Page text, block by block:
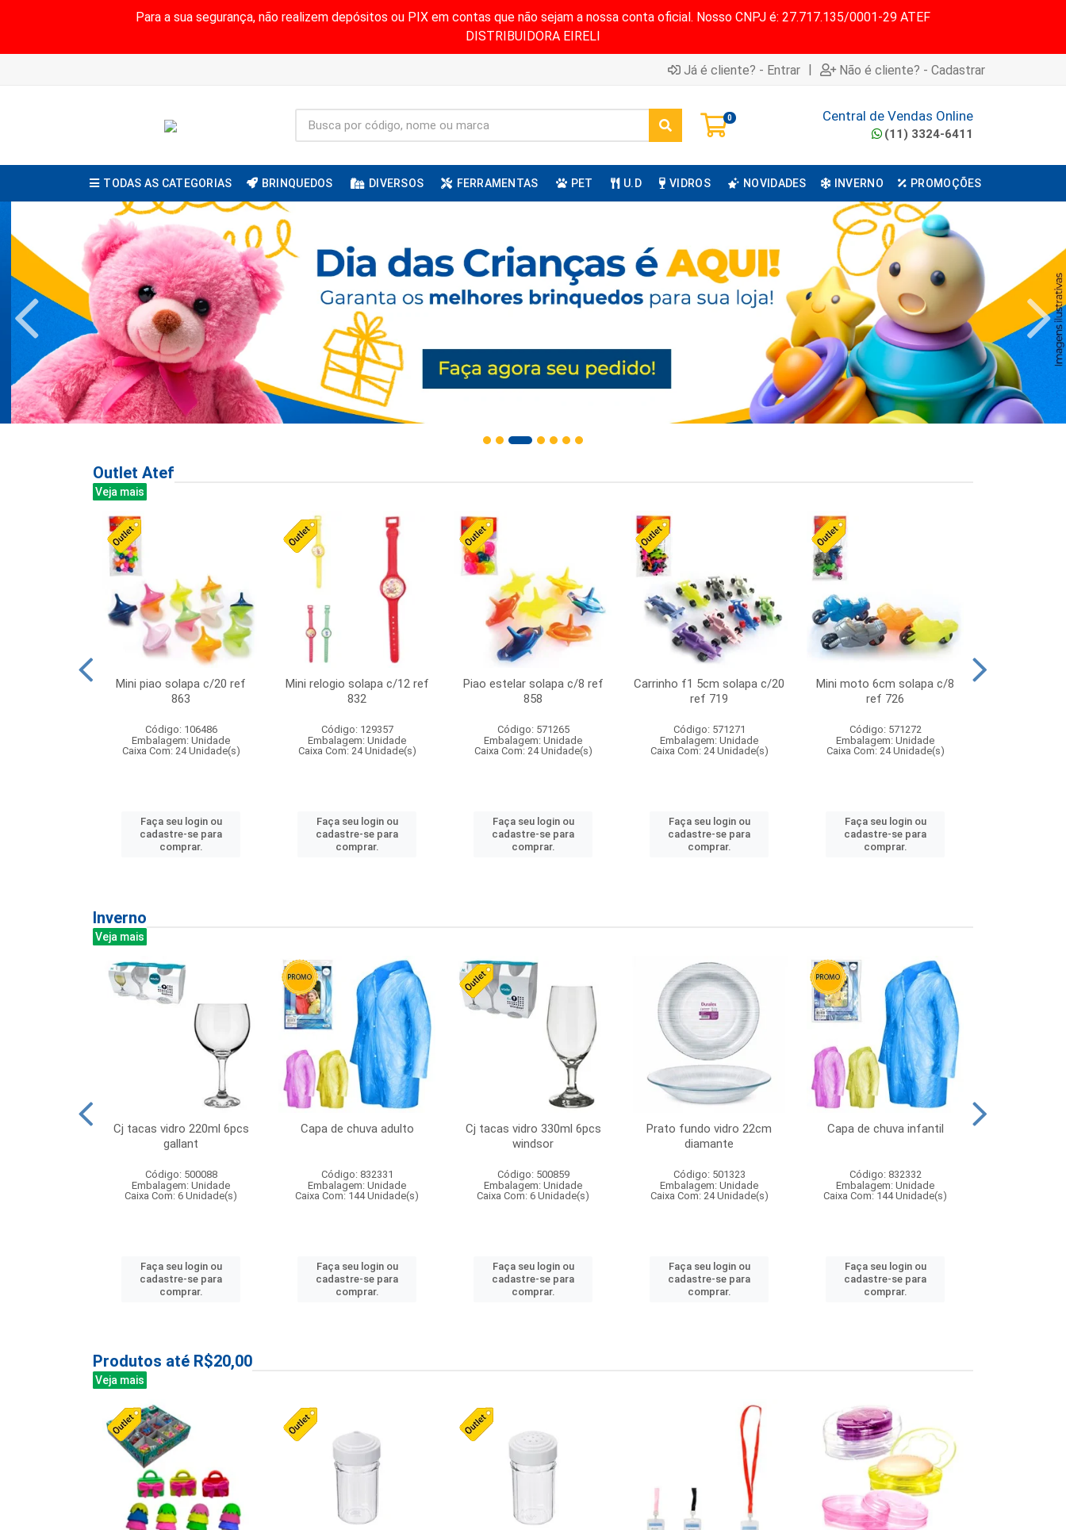
Para a sua segurança, não realizem depósitos ou PIX em contas que não sejam a nossa conta oficial. Nosso CNPJ é: 27.717.135/0001-29 ATEF
DISTRIBUIDORA EIRELI
Já é cliente? - Entrar | Não é cliente? - Cadastrar
0 Central de Vendas Online
(11) 3324-6411
TODAS AS CATEGORIAS BRINQUEDOS DIVERSOS FERRAMENTAS PET U.D VIDROS NOVIDADES INVERNO PROMOÇÕES
Outlet Atef
Veja mais
Mini piao solapa c/20 ref
863
Código: 106486
Embalagem: Unidade
Caixa Com: 24 Unidade(s)
Faça seu login ou
cadastre-se para
comprar.
Mini relogio solapa c/12 ref
832
Código: 129357
Embalagem: Unidade
Caixa Com: 24 Unidade(s)
Faça seu login ou
cadastre-se para
comprar.
Piao estelar solapa c/8 ref
858
Código: 571265
Embalagem: Unidade
Caixa Com: 24 Unidade(s)
Faça seu login ou
cadastre-se para
comprar.
Carrinho f1 5cm solapa c/20
ref 719
Código: 571271
Embalagem: Unidade
Caixa Com: 24 Unidade(s)
Faça seu login ou
cadastre-se para
comprar.
Mini moto 6cm solapa c/8
ref 726
Código: 571272
Embalagem: Unidade
Caixa Com: 24 Unidade(s)
Faça seu login ou
cadastre-se para
comprar.
Inverno
Veja mais
Cj tacas vidro 220ml 6pcs
gallant
Código: 500088
Embalagem: Unidade
Caixa Com: 6 Unidade(s)
Faça seu login ou
cadastre-se para
comprar.
Capa de chuva adulto
Código: 832331
Embalagem: Unidade
Caixa Com: 144 Unidade(s)
Faça seu login ou
cadastre-se para
comprar.
Cj tacas vidro 330ml 6pcs
windsor
Código: 500859
Embalagem: Unidade
Caixa Com: 6 Unidade(s)
Faça seu login ou
cadastre-se para
comprar.
Prato fundo vidro 22cm
diamante
Código: 501323
Embalagem: Unidade
Caixa Com: 24 Unidade(s)
Faça seu login ou
cadastre-se para
comprar.
Capa de chuva infantil
Código: 832332
Embalagem: Unidade
Caixa Com: 144 Unidade(s)
Faça seu login ou
cadastre-se para
comprar.
Produtos até R$20,00
Veja mais